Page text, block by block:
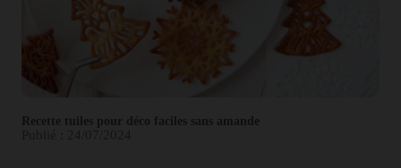
Recette tuiles pour déco faciles sans amande